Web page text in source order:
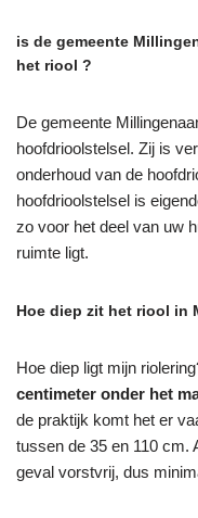
is de gemeente
het riool ?
De gemeente
hoofdrioolstelsel. Zij is
onderhoud van de
hoofdrioolstelsel is
zo voor het deel van uw
ruimte ligt.
Hoe diep zit het riool in
Hoe diep ligt mijn
centimeter onder het
de praktijk komt het er
tussen de 35 en 110 cm.
geval vorstvrij, dus